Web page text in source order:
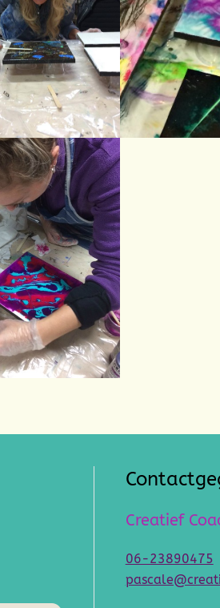
Creatief
06-23890475